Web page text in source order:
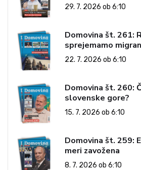
29. 7. 2026 ob 6:10
Domovina št. 261:
sprejemamo
22. 7. 2026 ob 6:10
Domovina št. 260:
slovenske gore?
15. 7. 2026 ob 6:10
Domovina št. 259:
meri zavožena
8. 7. 2026 ob 6:10